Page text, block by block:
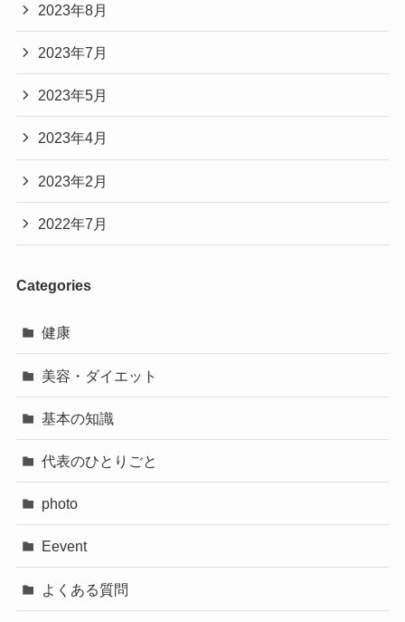
2023年8月
2023年7月
2023年5月
2023年4月
2023年2月
2022年7月
Categories
健康
美容・ダイエット
基本の知識
代表のひとりごと
photo
Eevent
よくある質問